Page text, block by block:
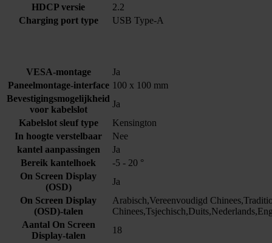
HDCP versie
2.2
Charging port type
USB Type-A
VESA-montage
Ja
Paneelmontage-interface 100 x 100 mm
Bevestigingsmogelijkheid
voor kabelslot
Ja
Kabelslot sleuf type
Kensington
In hoogte verstelbaar
Nee
kantel aanpassingen
Ja
Bereik kantelhoek
-5 - 20 °
On Screen Display
(OSD)
Ja
On Screen Display
(OSD)-talen
Arabisch,Vereenvoudigd
Aantal On Screen
Display-talen
18